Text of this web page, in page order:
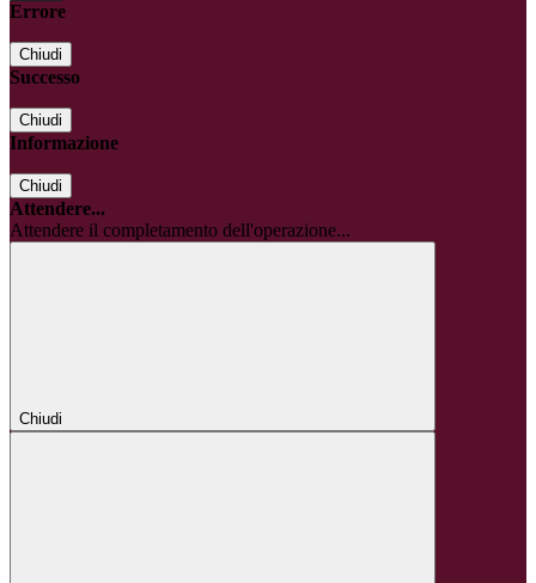
Errore
Chiudi
Successo
Chiudi
Informazione
Chiudi
Attendere...
Attendere il completamento dell'operazione...
Chiudi